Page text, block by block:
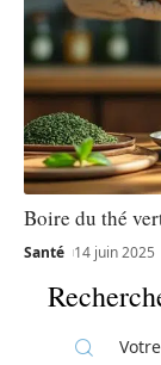
Boire du thé
Santé 14 juin 2025